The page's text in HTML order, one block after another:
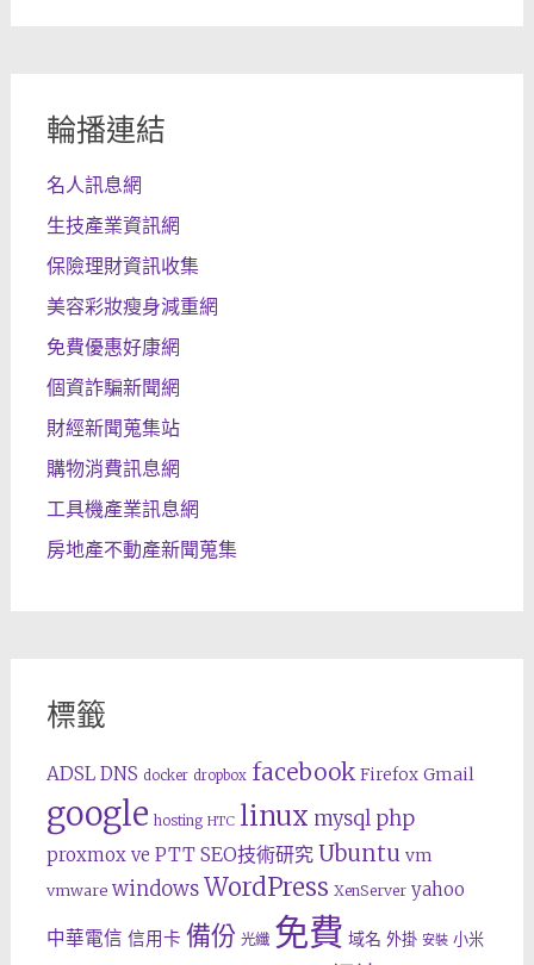
輪播連結
名人訊息網
生技產業資訊網
保險理財資訊收集
美容彩妝瘦身減重網
免費優惠好康網
個資詐騙新聞網
財經新聞蒐集站
購物消費訊息網
工具機產業訊息網
房地產不動產新聞蒐集
標籤
ADSL DNS docker dropbox facebook Firefox Gmail
google hosting HTC linux mysql php
proxmox ve PTT SEO技術研究 Ubuntu vm
vmware windows WordPress XenServer yahoo
中華電信 信用卡 備份 光纖 免費 域名 外掛 安裝 小米